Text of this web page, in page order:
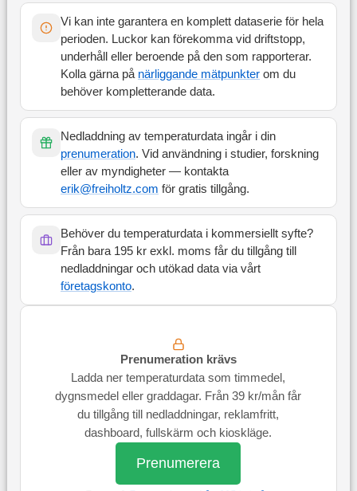
Vi kan inte garantera en komplett dataserie för hela
perioden. Luckor kan förekomma vid driftstopp,
underhåll eller beroende på den som rapporterar.
Kolla gärna på närliggande mätpunkterom du
behöver kompletterande data.
Nedladdning av temperaturdata ingår i din
prenumeration. Vid användning i studier, forskning
eller av myndigheter — kontakta
erik@freiholtz.com för gratis tillgång.
Behöver du temperaturdata i kommersiellt syfte?
Från bara 195 kr exkl. moms får du tillgång till
nedladdningar och utökad data via vårt
företagskonto.
Prenumeration krävs
Ladda ner temperaturdata som timmedel,
dygnsmedel eller graddagar. Från 39 kr/mån får
du tillgång till nedladdningar, reklamfritt,
dashboard, fullskärm och kioskläge.
Prenumerera